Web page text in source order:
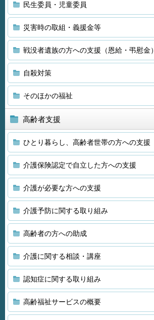
民生委員・児童委員
災害時の取組・義援金等
戦没者遺族の方への支援（恩給・弔慰金）
自殺対策
そのほかの福祉
高齢者支援
ひとり暮らし、高齢者世帯の方への支援
介護保険認定で自立した方への支援
介護が必要な方への支援
介護予防に関する取り組み
高齢者の方への助成
介護に関する相談・講座
認知症に関する取り組み
高齢福祉サービスの概要